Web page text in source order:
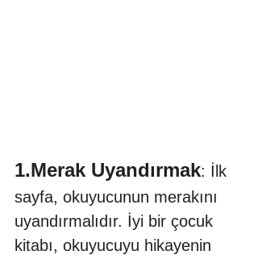
1.Merak Uyandırmak: İlk
sayfa, okuyucunun merakını
uyandırmalıdır. İyi bir çocuk
kitabı, okuyucuyu hikayenin